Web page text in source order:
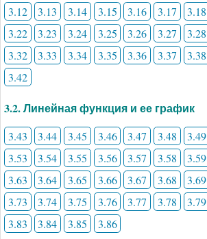
3.12
3.13 3.14 3.15 3.16 3.17 3.18
3.22
3.23 3.24 3.25 3.26 3.27 3.28
3.32
3.33 3.34 3.35 3.36 3.37 3.38
3.42
3.2. Линейная функция и ее график
3.43 3.44 3.45 3.46 3.47 3.48 3.49
3.53
3.54 3.55 3.56 3.57 3.58 3.59
3.63
3.64 3.65 3.66 3.67 3.68 3.69
3.73
3.74 3.75 3.76 3.77 3.78 3.79
3.83
3.84 3.85 3.86